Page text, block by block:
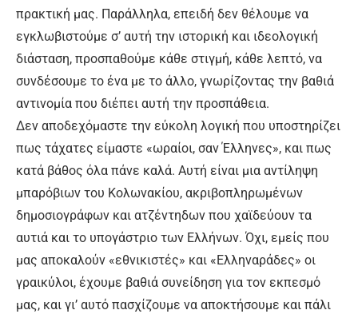
πρακτική μας. Παράλληλα, επειδή δεν θέλουμε να
εγκλωβιστούμε σ’ αυτή την ιστορική και ιδεολογική
διάσταση, προσπαθούμε κάθε στιγμή, κάθε λεπτό, να
συνδέσουμε το ένα με το άλλο, γνωρίζοντας την βαθιά
αντινομία που διέπει αυτή την προσπάθεια.
Δεν αποδεχόμαστε την εύκολη λογική που υποστηρίζει
πως τάχατες είμαστε «ωραίοι, σαν Έλληνες», και πως
κατά βάθος όλα πάνε καλά. Αυτή είναι μια αντίληψη
μπαρόβιων του Κολωνακίου, ακριβοπληρωμένων
δημοσιογράφων και ατζέντηδων που χαϊδεύουν τα
αυτιά και το υπογάστριο των Ελλήνων. Όχι, εμείς που
μας αποκαλούν «εθνικιστές» και «Ελληναράδες» οι
γραικύλοι, έχουμε βαθιά συνείδηση για τον εκπεσμό
μας, και γι’ αυτό πασχίζουμε να αποκτήσουμε και πάλι